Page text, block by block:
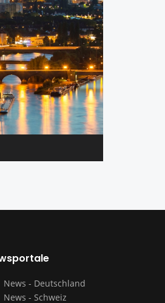
News - Deutschland
News - Schweiz